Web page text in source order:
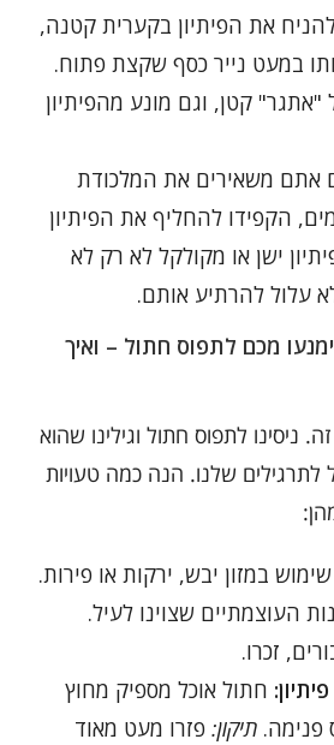
את הפיתיון בקערית קטנה,
במעט נייר כסף שקצת פתוח.
"אתגר" קטן, וגם מונע מהפיתיון
אתם משאירים את המלכודת
הקפידו להחליף את הפיתיון
פיתיון ישן או מקולקל לא רק לא
עלול להרתיע אותם.
מכם לתפוס חתול – ואיך
ניסינו לתפוס חתול וגילינו שהוא
לתרגילים שלנו. הנה כמה טעויות
שימוש במזון יבש, ירקות או פירות.
העוצמתיים שצוינו לעיל.
זכרו.
חתול אוכל מספיק מחוץ
פנימה.תיקון: פזרו מעט מאוד